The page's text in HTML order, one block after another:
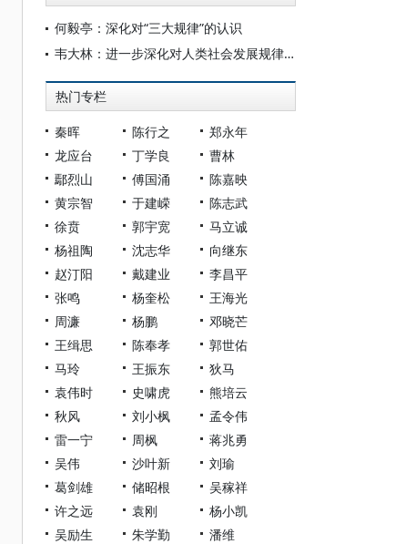
何毅亭：深化对“三大规律”的认识
韦大林：进一步深化对人类社会发展规律的认识
热门专栏
秦晖 陈行之
郑永年
龙应台
丁学良
曹林
鄢烈山
傅国涌
陈嘉映
黄宗智
于建嵘
陈志武
徐贲
郭宇宽
马立诚
杨祖陶
沈志华
向继东
赵汀阳
戴建业
李昌平
张鸣
杨奎松
王海光
周濂
杨鹏
邓晓芒
王缉思
陈奉孝
郭世佑
马玲
王振东
狄马
袁伟时
史啸虎
熊培云
秋风
刘小枫
孟令伟
雷一宁
周枫
蒋兆勇
吴伟
沙叶新
刘瑜
葛剑雄
储昭根
吴稼祥
许之远
袁刚
杨小凯
吴励生
朱学勤
潘维